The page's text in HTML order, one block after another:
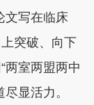
文写在临床
突破、向下
两室两盟两中
显活力。